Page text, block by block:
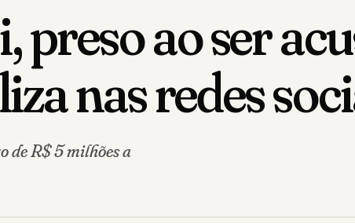
preso ao ser
nas redes
de R$ 5 milhões a